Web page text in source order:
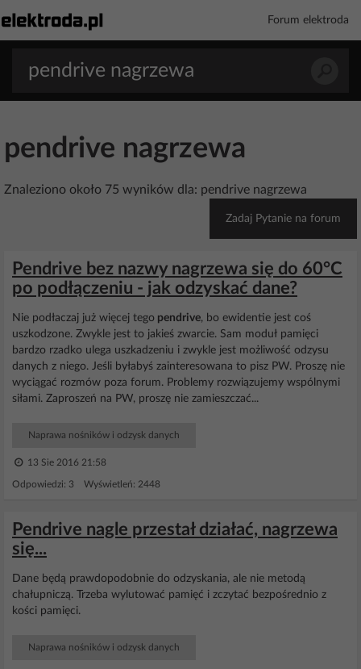
Forum elektroda
pendrive nagrzewa
Znaleziono około 75 wyników dla: pendrive nagrzewa
Zadaj Pytanie na forum
Pendrive bez nazwy nagrzewa się do 60°C
po podłączeniu - jak odzyskać dane?
Nie podłaczaj już więcej tego pendrive, bo ewidentie jest coś
uszkodzone. Zwykle jest to jakieś zwarcie. Sam moduł pamięci
bardzo rzadko ulega uszkadzeniu i zwykle jest możliwość odzysu
danych z niego. Jeśli byłabyś zainteresowana to pisz PW. Proszę nie
wyciągać rozmów poza forum. Problemy rozwiązujemy wspólnymi
siłami. Zaproszeń na PW, proszę nie zamieszczać...
Naprawa nośników i odzysk danych
13 Sie 2016 21:58
Odpowiedzi: 3 Wyświetleń: 2448
Pendrive nagle przestał działać, nagrzewa
się...
Dane będą prawdopodobnie do odzyskania, ale nie metodą
chałupniczą. Trzeba wylutować pamięć i zczytać bezpośrednio z
kości pamięci.
Naprawa nośników i odzysk danych